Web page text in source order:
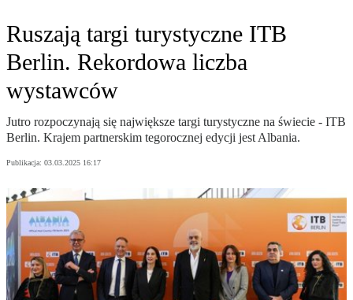
Ruszają targi turystyczne ITB
Berlin. Rekordowa liczba
wystawców
Jutro rozpoczynają się największe targi turystyczne na świecie - ITB
Berlin. Krajem partnerskim tegorocznej edycji jest Albania.
Publikacja: 03.03.2025 16:17